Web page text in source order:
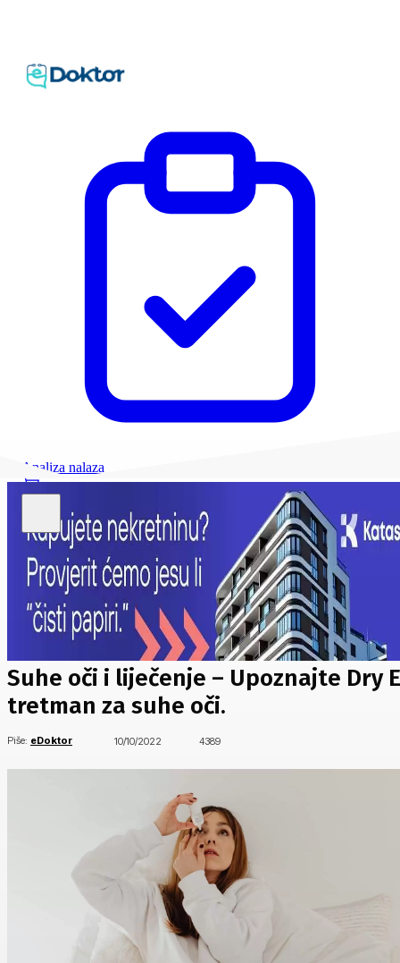
Analiza nalaza
Suhe oči i liječenje – Upoznajte Dry
tretman za suhe oči.
Piše: eDoktor 10/10/2022 4389